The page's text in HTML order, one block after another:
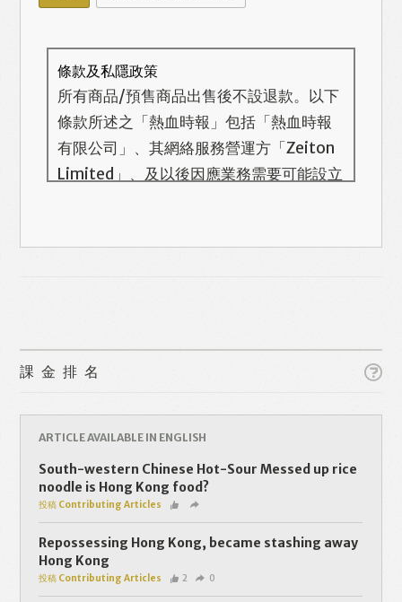
Like Facebook Twitter Line
WhatsApp Email Print
條款及私隱政策
所有商品/預售商品出售後不設退款。以下
條款所述之「熱血時報」包括「熱血時報
有限公司」、其網絡服務營運方「Zeiton
Limited」、及以後因應業務需要可能設立
願性質。我們收集的個人資料包括姓名、
保留隨時增減本付費服務內容的權利，包
括但不限於漫畫、節目、小說等欄目及內
將你的個人資料與從商業夥伴或其他公司
取得的資料結合，但不會出租、出售、或
透露你的個人資料予他人或非附屬公司。
個人資料將用於提供更適合你的廣告及網
頁內容、評估與改善我們的服務、聯絡你
或進行不記名的 究調查。所得資料亦只會
用於所述指定用途。除非所作用途為法例
課金排名
ARTICLE AVAILABLE IN ENGLISH
South-western Chinese Hot-Sour Messed up rice
noodle is Hong Kong food?
投稿 Contributing Articles
Repossessing Hong Kong, became stashing away
Hong Kong
投稿 Contributing Articles 2 0